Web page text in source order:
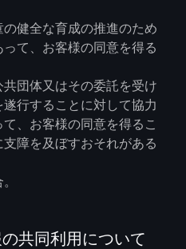
健全な育成の推進のため
て、お客様の同意を得る
団体又はその委託を受け
行することに対して協力
、お客様の同意を得るこ
障を及ぼすおそれがある
共同利用について